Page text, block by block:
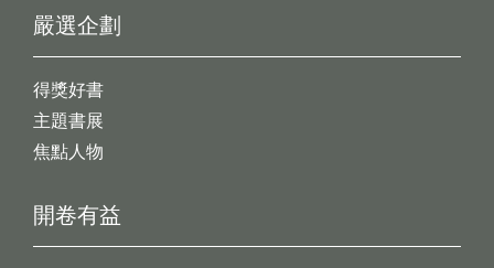
開卷有益
嚴選企劃
得獎好書
主題書展
焦點人物